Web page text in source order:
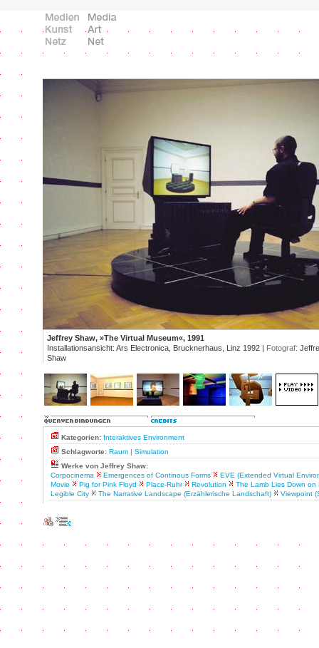
Jeffrey Shaw, »The Virtual Museum«, 1991
Installationsansicht: Ars Electronica, Brucknerhaus, Linz 1992 | Fotograf:
Shaw
Kategorien: Interaktives Environment
Schlagworte: Raum | Simulation
Werke von Jeffrey Shaw:
Corpocinema
Emergences of Continous Forms
EVE (Extended Virtual
Movie
Pig for Pink Floyd Place-Ruhr Revolution
The Lamb Lies Down on
Legible City
The Narrative Landscape (Erzählerische Landschaft) Viewpoint